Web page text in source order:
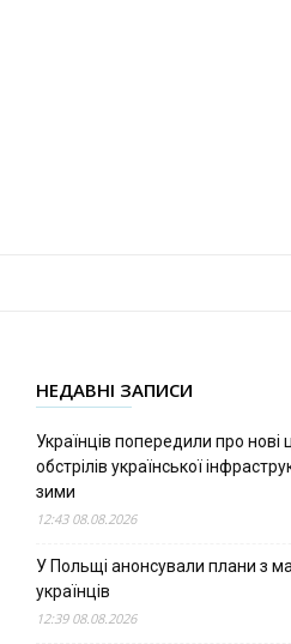
НЕДАВНІ ЗАПИСИ
Українців попередили про нові
обстрілів української
зими
12:43 08.08.2026
У Польщі анонсували плани з
українців
12:39 08.08.2026